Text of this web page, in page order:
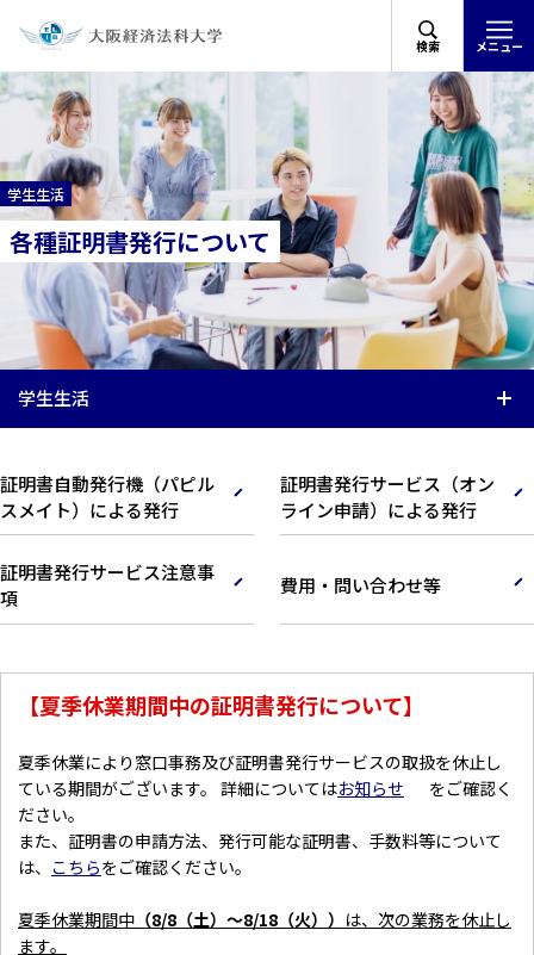
検索 メニュー
学生生活
各種証明書発行について
学生生活
証明書自動発行機（パピル
スメイト）による発行
証明書発行サービス（オン
ライン申請）による発行
証明書発行サービス注意事
項
費用・問い合わせ等
【夏季休業期間中の証明書発行について】
夏季休業により窓口事務及び証明書発行サービスの取扱を休止し
ている期間がございます。 詳細についてはお知らせ
をご確認く
ださい。
また、証明書の申請方法、発行可能な証明書、手数料等について
は、 こちらをご確認ください。
夏季休業期間中 （8/8（土）～8/18（火）） は、次の業務を休止し
ます。